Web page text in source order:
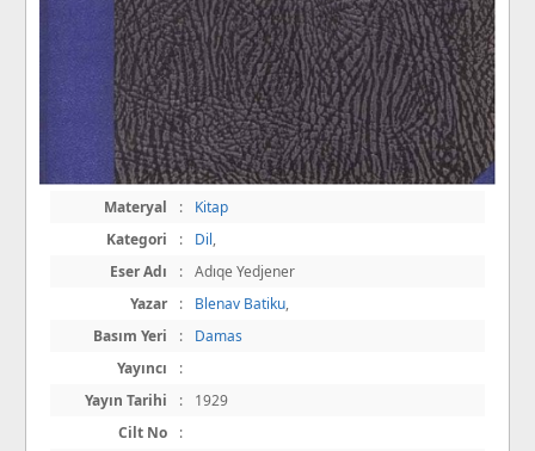
Materyal :
Kitap
Kategori
: Dil,
Eser Adı
: Adıqe Yedjener
Yazar
: Blenav Batiku,
Basım Yeri
:
Damas
Yayıncı
:
Yayın Tarihi
:
1929
Cilt No
: